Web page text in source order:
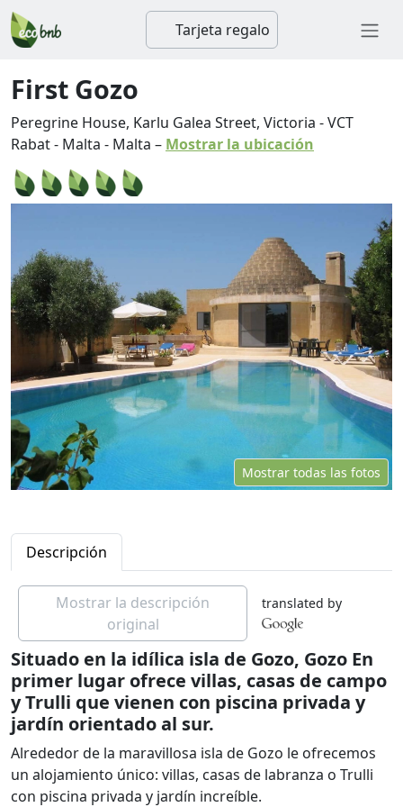
Tarjeta regalo
First Gozo
Peregrine House, Karlu Galea Street, Victoria -VCT
Rabat- Malta - Malta – Mostrar la ubicación
Mostrar todas las fotos
Descripción
Mostrar la descripción
original
translated by
Situado en la idílica isla de Gozo, Gozo En
primer lugar ofrece villas, casas de campo
y Trulli que vienen con piscina privada y
jardín orientado al sur.
Alrededor de la maravillosa isla de Gozo le ofrecemos
un alojamiento único: villas, casas de labranza o Trulli
con piscina privada y jardín increíble.